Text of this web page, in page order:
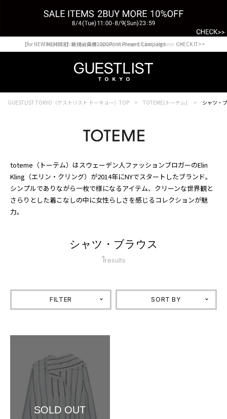
Shopping from outside Japan? Visit our Global Site here. >>
【for NEW MEMBER】新規会員様1000Point Present Campaign CHECK IT>>
GUESTLIST TOKYO（ゲストリスト トーキョー）TOP TOTEME(トーテム) シャツ・
toteme（トーテム）はスウェーデン人ファッションブロガーのElin
Kling（エリン・クリング）が2014年にNYでスタートしたブランド。
シンプルでありながら一枚で様になるアイテム、クリーンな世界観と
さらりとした着こなしの中に女性らしさを感じるコレクションが魅
力。
シャツ・ブラウス
1results
FILTER SORT BY
SOLD OUT